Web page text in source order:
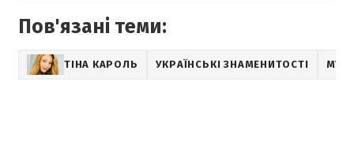
Пов'язані теми:
ТІНА КАРОЛЬ УКРАЇНСЬКІ ЗНАМЕНИТОСТІ